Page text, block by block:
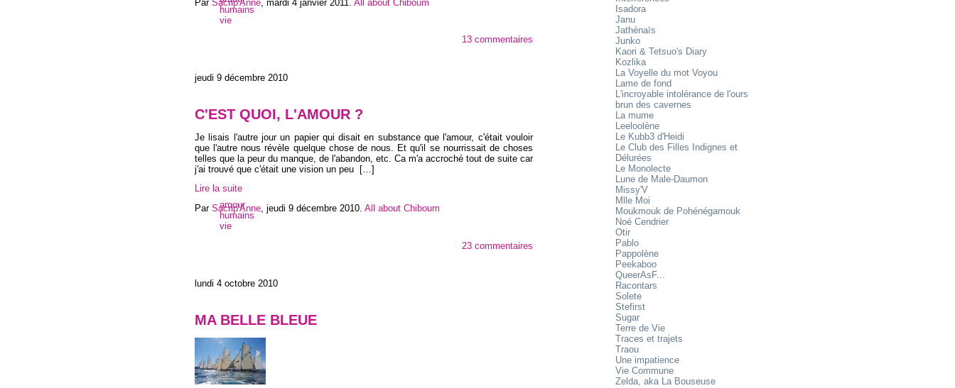
Par Sacrip'Anne mardi 4 janvier 2011 All about Chiboum
humains
vie
13 commentaires
jeudi 9 décembre 2010
C'EST QUOI, L'AMOUR ?
Je lisais l'autre jour un papier qui disait en substance que l'amour, c'était vouloir
que l'autre nous révèle quelque chose de nous. Et qu'il se nourrissait de choses
telles que la peur du manque, de l'abandon, etc. Ca m'a accroché tout de suite car
j'ai trouvé que c'était une vision un peu […]
Lire la suite
Par Sacrip'Anne, jeudi 9 décembre 2010. All about Chiboum
amour
humains
vie
23 commentaires
lundi 4 octobre 2010
MA BELLE BLEUE
Isadora
Janu
Jathénaïs
Junko
Kaori & Tetsuo's Diary
Kozlika
La Voyelle du mot Voyou
Lame de fond
L'incroyable intolérance de l'ours
brun des cavernes
La mume
Leeloolène
Le Kubb3 d'Heidi
Le Club des Filles Indignes et
Délurées
Le Monolecte
Lune de Male-Daumon
Missy'V
Mlle Moi
Moukmouk de Pohénégamouk
Noé Cendrier
Otir
Pablo
Pappolène
Peekaboo
QueerAsF...
Racontars
Solete
Stefirst
Sugar
Terre de Vie
Traces et trajets
Traou
Une impatience
Vie Commune
Zelda, aka La Bouseuse